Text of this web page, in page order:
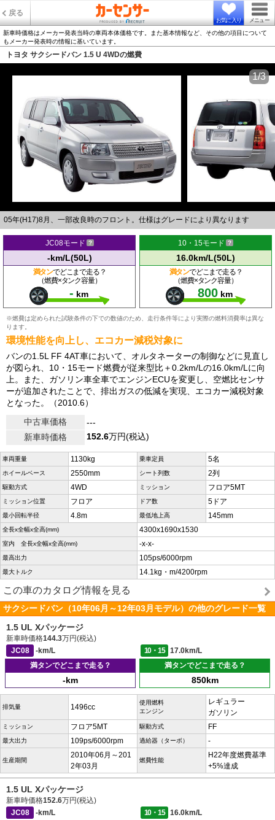
戻る
お気に入り メニュー
新車時価格はメーカー発表当時の車両本体価格です。また基本情報など、その他の項目について
もメーカー発表時の情報に基いています。
トヨタ サクシードバン 1.5 U 4WDの燃費
05年(H17)8月、一部改良時のフロント。仕様はグレードにより異なります
1/3
JC08モード
-km/L(50L)
満タンでどこまで走る？
（燃費×タンク容量）
- km
10・15モード
16.0km/L(50L)
満タンでどこまで走る？
（燃費×タンク容量）
800 km
※燃費は定められた試験条件の下での数値のため、走行条件等により実際の燃料消費率は異な
ります。
環境性能を向上し、エコカー減税対象に
バンの1.5L FF 4AT車において、オルタネーターの制御などに見直し
が図られ、10・15モード燃費が従来型比＋0.2km/Lの16.0km/Lに向
上。また、ガソリン車全車でエンジンECUを変更し、空燃比センサ
ーが追加されたことで、排出ガスの低減を実現、エコカー減税対象
となった。（2010.6）
中古車価格
---
新車時価格
152.6万円(税込)
車両重量 1130kg 乗車定員 5名
ホイールベース 2550mm シート列数 2列
駆動方式 4WD ミッション フロア5MT
ミッション位置 フロア ドア数 5ドア
最小回転半径 4.8m 最低地上高 145mm
全長x全幅x全高(mm) 4300x1690x1530
室内 全長x全幅x全高(mm) -x-x-
最高出力 105ps/6000rpm
最大トルク 14.1kg・m/4200rpm
この車のカタログ情報を見る
サクシードバン（10年06月～12年03月モデル）の他のグレード一覧
1.5 UL Xパッケージ
新車時価格144.3万円(税込)
JC08
-km/L 10・15
17.0km/L
満タンでどこまで走る？
-km
満タンでどこまで走る？
850km
排気量 1496cc
使用燃料
エンジン
レギュラー
ガソリン
ミッション フロア5MT 駆動方式 FF
最大出力 109ps/6000rpm 過給器（ターボ） -
生産期間
2010年06月～201
2年03月
燃費性能
H22年度燃費基準
+5%達成
1.5 UL Xパッケージ
新車時価格152.6万円(税込)
JC08
-km/L 10・15
16.0km/L